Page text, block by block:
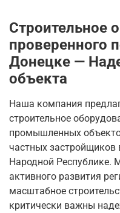
Строительное
проверенного
Донецке —
объекта
Наша компания
строительное
промышленных
частных застройщиков
Народной Республике.
активного развития
масштабное
критически важны